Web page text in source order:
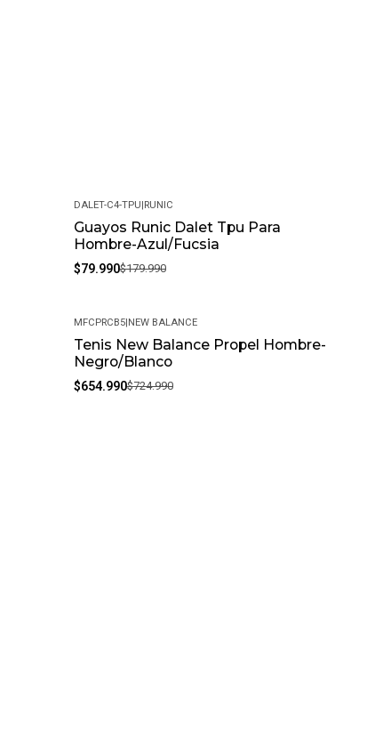
-56%
DALET-C4-TPU|RUNIC
Guayos Runic Dalet Tpu Para
Hombre-Azul/Fucsia
$79.990$179.990
-10%
MFCPRCB5|NEW BALANCE
Tenis New Balance Propel Hombre-
Negro/Blanco
$654.990$724.990